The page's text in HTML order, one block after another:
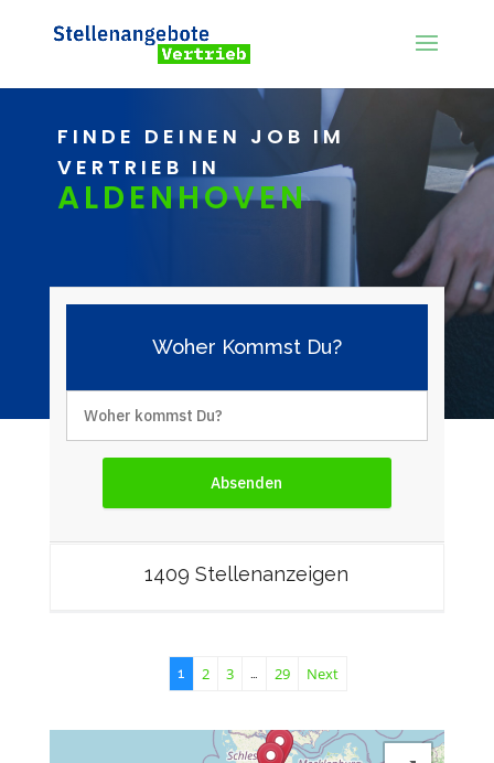
FINDE DEINEN JOB IM
VERTRIEB IN
ALDENHOVEN
Woher Kommst Du?
1409 Stellenanzeigen
1 2 3 … 29 Next